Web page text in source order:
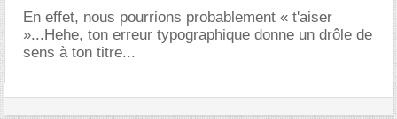
En effet, nous pourrions probablement « t'aiser
»...Hehe, ton erreur typographique donne un drôle de
sens à ton titre...